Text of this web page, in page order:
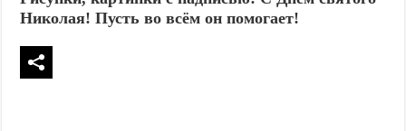
Николая! Пусть во всём он помогает!